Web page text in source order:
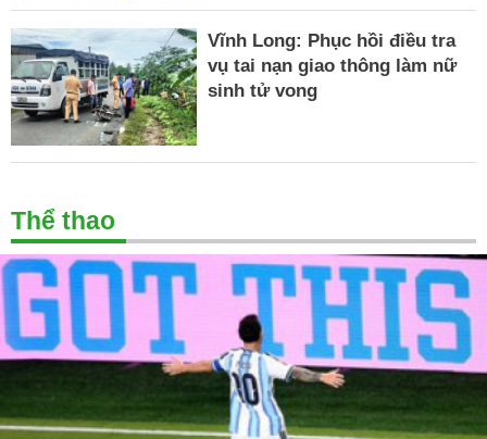
Vĩnh Long: Phục hồi điều tra
vụ tai nạn giao thông làm nữ
sinh tử vong
Thể thao